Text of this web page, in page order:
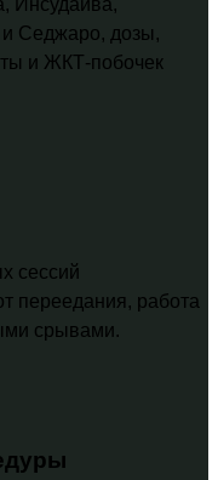
и Седжаро, дозы,
и ЖКТ-побочек
сессий
переедания, работа
срывами.